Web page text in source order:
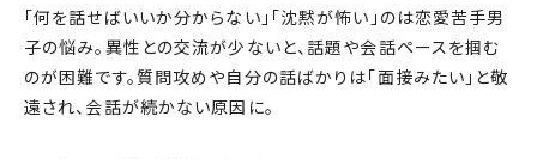
「何を話せばいいか分からない」「沈黙が怖い」のは恋愛苦手男
子の悩み。異性との交流が少ないと、話題や会話ペースを掴む
のが困難です。質問攻めや自分の話ばかりは「面接みたい」と敬
遠され、会話が続かない原因に。